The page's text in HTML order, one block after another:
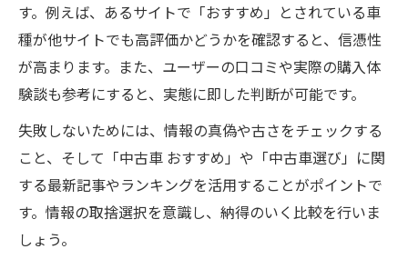
す。例えば、あるサイトで「おすすめ」とされている車
種が他サイトでも高評価かどうかを確認すると、信憑性
が高まります。また、ユーザーの口コミや実際の購入体
験談も参考にすると、実態に即した判断が可能です。
失敗しないためには、情報の真偽や古さをチェックする
こと、そして「中古車 おすすめ」や「中古車選び」に関
する最新記事やランキングを活用することがポイントで
す。情報の取捨選択を意識し、納得のいく比較を行いま
しょう。